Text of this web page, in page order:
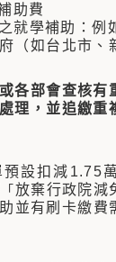
助費
就學補助：例
（如台北市、
各部會查核
處理，並追繳重
設扣減1.75
「 放棄行政院減
並有刷卡繳費